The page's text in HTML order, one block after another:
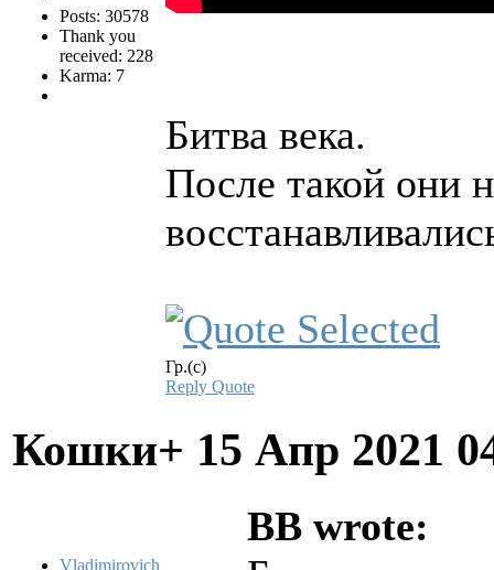
Posts: 30578
Thank you
received: 228
Karma: 7
Битва века.
После такой они
Гр.(с)
Reply Quote
Кошки+ 15 Апр 2021
Vladimirovich
BB wrote: